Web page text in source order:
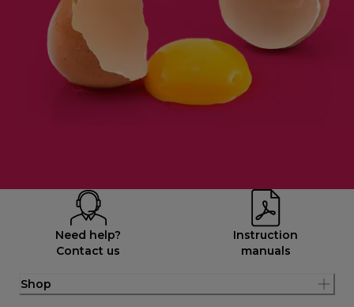
Need help?
Contact us
Instruction
manuals
Shop